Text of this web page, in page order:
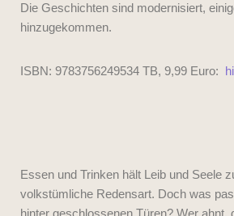
Die Geschichten sind modernisiert,
hinzugekommen.
ISBN: 9783756249534 TB, 9,99 Euro:
Essen und Trinken hält Leib und Seele
volkstümliche Redensart. Doch was
hinter geschlossenen Türen? Wer ahnt,